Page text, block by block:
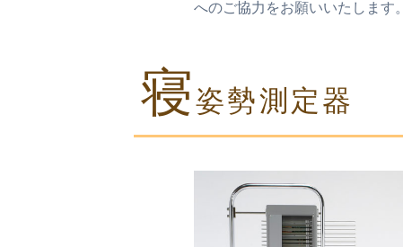
へのご協力をお願いいたします。
寝姿勢測定器